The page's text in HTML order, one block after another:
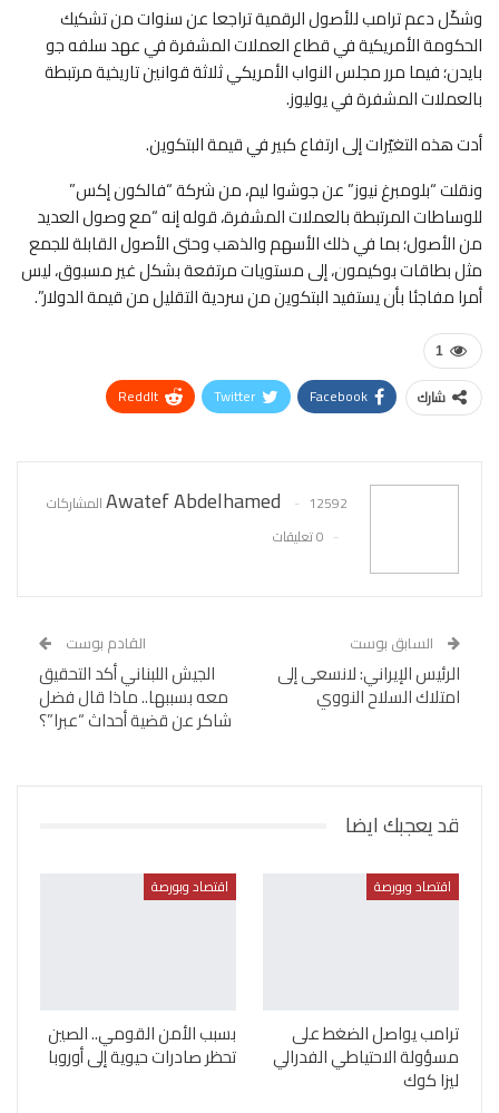
وشكّل دعم ترامب للأصول الرقمية تراجعا عن سنوات من تشكيك
الحكومة الأمريكية في قطاع العملات المشفرة في عهد سلفه جو
بايدن؛ فيما مرر مجلس النواب الأمريكي ثلاثة قوانين تاريخية مرتبطة
بالعملات المشفرة في يوليوز.
أدت هذه التغيّرات إلى ارتفاع كبير في قيمة البتكوين.
ونقلت “بلومبرغ نيوز” عن جوشوا ليم، من شركة “فالكون إكس”
للوساطات المرتبطة بالعملات المشفرة، قوله إنه “مع وصول العديد
من الأصول؛ بما في ذلك الأسهم والذهب وحتى الأصول القابلة للجمع
مثل بطاقات بوكيمون، إلى مستويات مرتفعة بشكل غير مسبوق، ليس
أمرا مفاجئا بأن يستفيد البتكوين من سردية التقليل من قيمة الدولار”.
1
شارك Facebook
Twitter
ReddIt
Awatef Abdelhamed
12592 المشاركات
0 تعليقات
السابق بوست
الرئيس الإيراني: لانسعى إلى
امتلاك السلاح النووي
القادم بوست
الجيش اللبناني أكد التحقيق
معه بسببها.. ماذا قال فضل
شاكر عن قضية أحداث “عبرا”؟
قد يعجبك ايضا
اقتصاد وبورصة
ترامب يواصل الضغط على
مسؤولة الاحتياطي الفدرالي
ليزا كوك
اقتصاد وبورصة
بسبب الأمن القومي.. الصين
تحظر صادرات حيوية إلى أوروبا